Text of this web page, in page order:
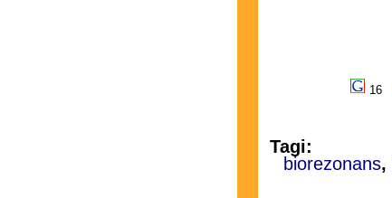
16
Tagi:
biorezonans,